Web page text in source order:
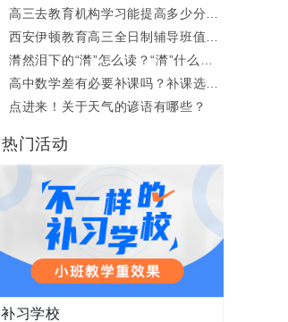
收费贵不贵？
高三去教育机构学习能提高多少分
呢？哪家教育机构比较好？
西安伊顿教育高三全日制辅导班值得
大家选择吗？
潸然泪下的“潸”怎么读？“潸”什么意
思？
高中数学差有必要补课吗？补课选择
哪家机构合适？
点进来！关于天气的谚语有哪些？
热门活动
补习学校